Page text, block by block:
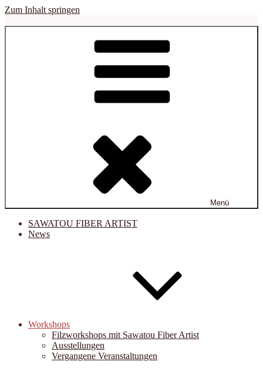
Zum Inhalt springen
Menü
SAWATOU FIBER ARTIST
News
Workshops
Filzworkshops mit Sawatou Fiber Artist
Ausstellungen
Vergangene Veranstaltungen